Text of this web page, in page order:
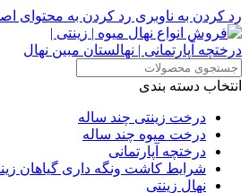
رد کردن به ناوبری رد کردن به محتوای
انتخاب دسته بندی
درخت زینتی چند ساله
درخت میوه چند ساله
درختچه آپارتمانی
شرایط کاشت ونگه داری گیاهان
نهال زینتی